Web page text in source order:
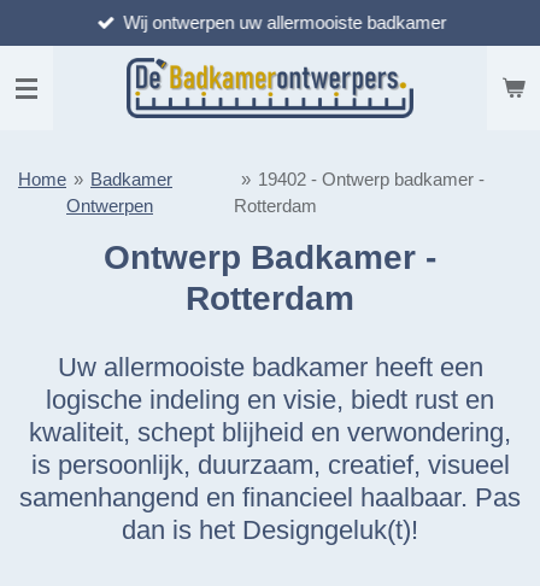
direct
naar
de
Wij ontwerpen uw allermooiste badkamer
Home » Badkamer
Ontwerpen
» 19402 - Ontwerp badkamer -
Rotterdam
Ontwerp Badkamer -
Rotterdam
Uw allermooiste badkamer heeft een
logische indeling en visie, biedt rust en
kwaliteit, schept blijheid en verwondering,
is persoonlijk, duurzaam, creatief, visueel
samenhangend en financieel haalbaar. Pas
dan is het Designgeluk(t)!